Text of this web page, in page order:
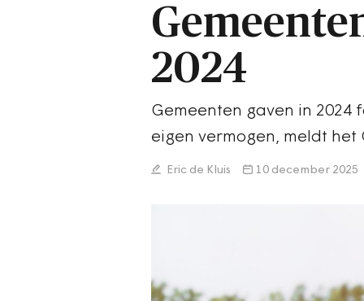
2024
Gemeenten gaven in 2024
eigen vermogen, meldt het
Eric de Kluis 10 december 2025